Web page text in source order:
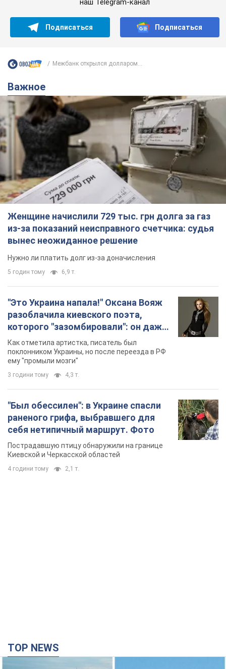
наш Telegram-канал
Подписаться Подписаться
Межбанк открылся долларом...
Важное
Женщине начислили 729 тыс. грн долга за газ
из-за показаний неисправного счетчика: судья
вынес неожиданное решение
Нужно ли платить долг из-за доначисления
5 годин тому 6,9 т.
"Это Украина напала!" Оксана Вояж
разоблачила киевского поэта,
которого "зазомбировали": он даже
русского не знал, а теперь хочет
геноцида украинцев
Как отметила артистка, писатель был
поклонником Украины, но после переезда в РФ
ему "промыли мозги"
3 години тому 4,3 т.
"Был обессилен": в Украине спасли
раненого грифа, выбравшего для
себя нетипичный маршрут. Фото
Пострадавшую птицу обнаружили на границе
Киевской и Черкасской областей
4 години тому 2,1 т.
TOP NEWS